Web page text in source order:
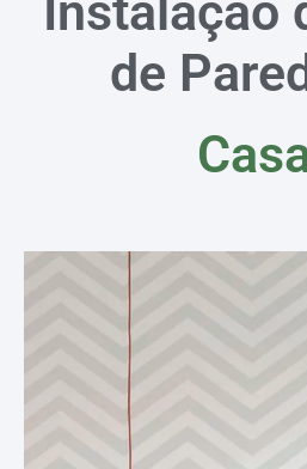
Instalação
de